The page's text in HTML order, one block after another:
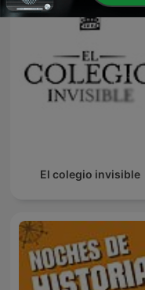
El colegio invisible